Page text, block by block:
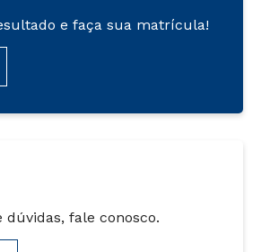
e faça sua matrícula!
dúvidas, fale conosco.